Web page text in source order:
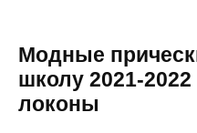
Модные
школу 2021-
локоны